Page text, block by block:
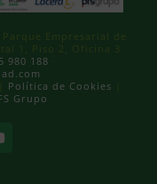
Parque Empresarial de
1, Piso 2, Oficina 3
980 188
Política de Cookies
Grupo